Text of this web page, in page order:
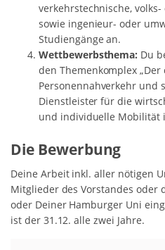
verkehrstechnische,
sowie ingenieur- oder
Studiengänge an.
Wettbewerbsthema: Du
den Themenkomplex
Personennahverkehr und
Dienstleister für die
und individuelle Mobilität
Die Bewerbung
Deine Arbeit inkl. aller nötigen
Mitglieder des Vorstandes oder
oder Deiner Hamburger Uni
ist der 31.12. alle zwei Jahre.